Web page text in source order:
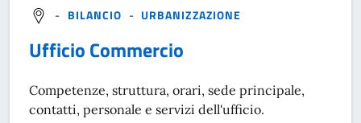
- BILANCIO - URBANIZZAZIONE
Ufficio Commercio
Competenze, struttura, orari, sede principale,
contatti, personale e servizi dell'ufficio.